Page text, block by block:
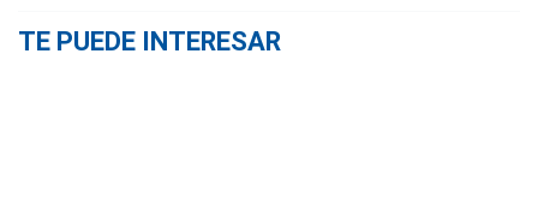
TE PUEDE INTERESAR